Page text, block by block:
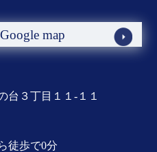
Google map
台３丁目１１-１１
徒歩で0分